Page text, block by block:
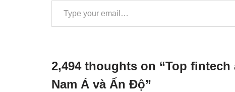
2,494 thoughts on “Top
Nam Á và Ấn Độ”